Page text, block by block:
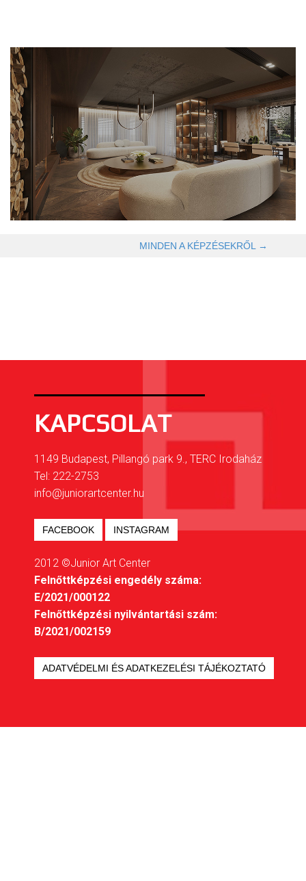
MINDEN A KÉPZÉSEKRŐL →
KAPCSOLAT
1149 Budapest, Pillangó park 9., TERC Irodaház
Tel: 222-2753
info@juniorartcenter.hu
FACEBOOK INSTAGRAM
2012 ©Junior Art Center
Felnőttképzési engedély száma:
E/2021/000122
Felnőttképzési nyilvántartási szám:
B/2021/002159
ADATVÉDELMI ÉS ADATKEZELÉSI TÁJÉKOZTATÓ